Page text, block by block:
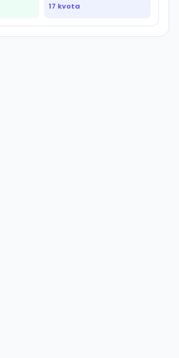
17 kvota